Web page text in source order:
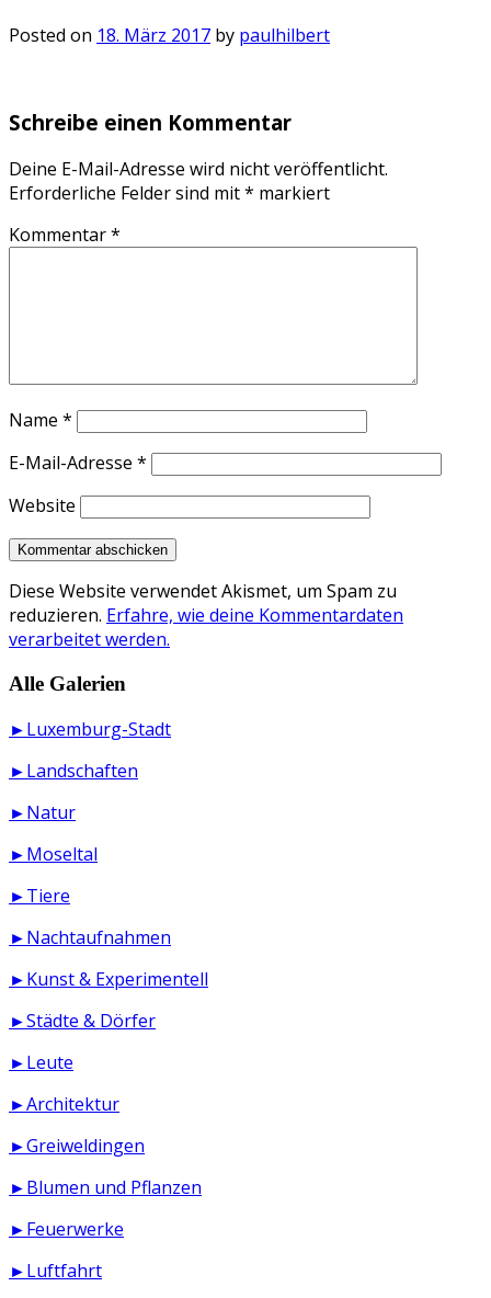
Posted on 18. März 2017 by paulhilbert
Schreibe einen Kommentar
Deine E-Mail-Adresse wird nicht veröffentlicht.
Erforderliche Felder sind mit* markiert
Kommentar*
Name *
E-Mail-Adresse *
Website
Diese Website verwendet Akismet, um Spam zu
reduzieren. Erfahre, wie deine Kommentardaten
verarbeitet werden.
Alle Galerien
►Luxemburg-Stadt
►Landschaften
►Natur
►Moseltal
►Tiere
►Nachtaufnahmen
►Kunst & Experimentell
►Städte & Dörfer
►Leute
►Architektur
►Greiweldingen
►Blumen und Pflanzen
►Feuerwerke
►Luftfahrt